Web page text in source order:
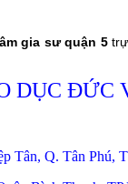
gia sư quận 5
DỤC ĐỨC
Tân, Q. Tân Phú,